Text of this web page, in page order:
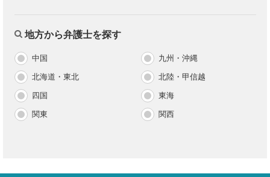
地方から弁護士を探す
中国 九州・沖縄
北海道・東北 北陸・甲信越
四国 東海
関東 関西